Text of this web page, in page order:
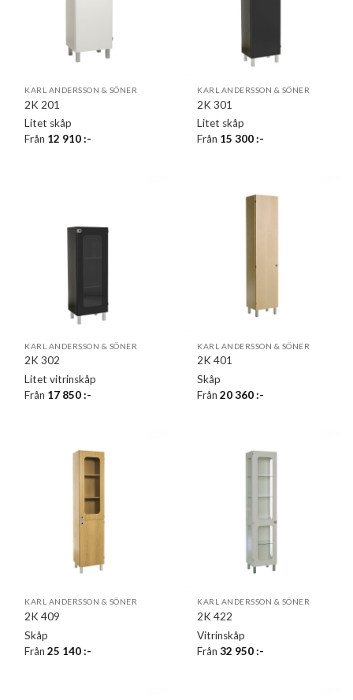
KARL ANDERSSON & SÖNER
2K 201
Litet skåp
Från 12 910:-
KARL ANDERSSON & SÖNER
2K 301
Litet skåp
Från 15 300:-
KARL ANDERSSON & SÖNER
2K 302
Litet vitrinskåp
Från 17 850:-
KARL ANDERSSON & SÖNER
2K 401
Skåp
Från20 360:-
KARL ANDERSSON & SÖNER
2K 409
Skåp
Från25 140:-
KARL ANDERSSON & SÖNER
2K 422
Vitrinskåp
Från32 950:-